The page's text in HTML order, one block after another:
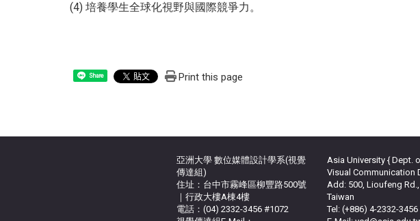
(4) 培養學生全球化視野與國際競爭力。
Share Print this page
亞洲大學 數位媒體設計學系(視覺
傳達組)
住址：台中市霧峰區柳豐路500號
｜行政大樓A棟4樓
電話：(04) 2332-3456 #1072
Asia University { Dept.
Visual Communication
Add: 500, Lioufeng
Taiwan
Tel: (+886) 4-2332-